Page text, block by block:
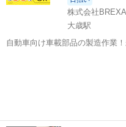
株式会社
大歳駅
自動車向け車載部品の製造作業